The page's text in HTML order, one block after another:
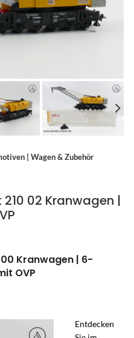
| Wagen & Zubehör
02 Kranwagen |
00 Kranwagen | 6-
OVP
Entdecken